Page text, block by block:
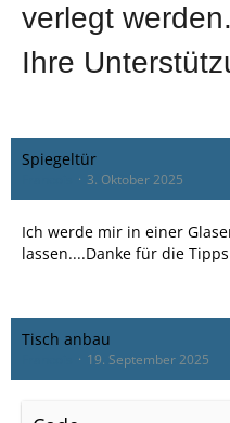
verlegt
Ihre
Spiegeltür
3. Oktober 2025
Ich werde mir in einer
lassen....Danke für die
Tisch anbau
19. September 2025